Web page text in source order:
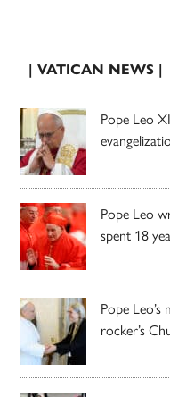
| VATICAN NEWS |
Pope Leo
Pope Leo
spent 18
Pope
rocker’s